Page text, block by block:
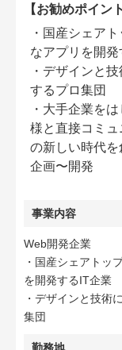
【お勧めポイン
・国産シェア
なアプリを開
・デザインと
するプロ集団
・大手企業を
様と直接コミ
の新しい時代
企画〜開発
事業内容
Web開発企業
・国産シェアトッ
を開発するIT企業
・デザインと技術
集団